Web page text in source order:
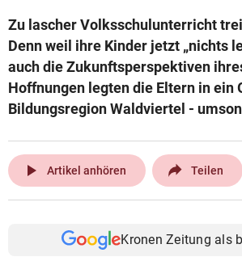
Zu lascher Volksschulunterricht
Denn weil ihre Kinder jetzt „nichts
auch die Zukunftsperspektiven
Hoffnungen legten die Eltern in
Bildungsregion Waldviertel -
play_arrow Artikel anhören Teilen
Kronen Zeitung als